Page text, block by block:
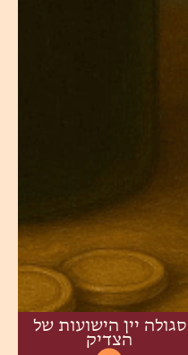
סגולה יין הישועות של
הצדיק